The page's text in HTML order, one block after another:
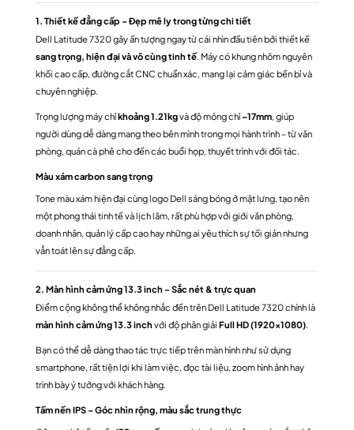
1. Thiết kế đẳng cấp – Đẹp mê ly trong từng chi tiết
Dell Latitude 7320 gây ấn tượng ngay từ cái nhìn đầu tiên bởi thiết kế
sang trọng, hiện đại và vô cùng tinh tế. Máy có khung nhôm nguyên
khối cao cấp, đường cắt CNC chuẩn xác, mang lại cảm giác bền bỉ và
chuyên nghiệp.
Trọng lượng máy chỉkhoảng 1.21kgvà độ mỏng chỉ ~17mm, giúp
người dùng dễ dàng mang theo bên mình trong mọi hành trình – từ văn
phòng, quán cà phê cho đến các buổi họp, thuyết trình với đối tác.
Màu xám carbon sang trọng
Tone màu xám hiện đại cùng logo Dell sáng bóng ở mặt lưng, tạo nên
một phong thái tinh tế và lịch lãm, rất phù hợp với giới văn phòng,
doanh nhân, quản lý cấp cao hay những ai yêu thích sự tối giản nhưng
vẫn toát lên sự đẳng cấp.
2. Màn hình cảm ứng 13.3 inch – Sắc nét & trực quan
Điểm cộng không thể không nhắc đến trên Dell Latitude 7320 chính là
màn hình cảm ứng 13.3 inch với độ phân giải Full HD (1920×1080).
Bạn có thể dễ dàng thao tác trực tiếp trên màn hình như sử dụng
smartphone, rất tiện lợi khi làm việc, đọc tài liệu, zoom hình ảnh hay
trình bày ý tưởng với khách hàng.
Tấm nền IPS – Góc nhìn rộng, màu sắc trung thực